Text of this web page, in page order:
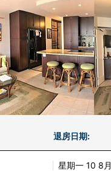
退房日期:
星期一 10 8月